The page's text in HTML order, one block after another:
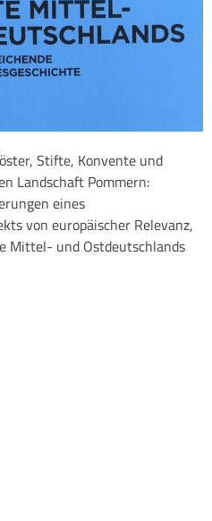
Stifte, Konvente und
Landschaft Pommern:
eines
von europäischer Relevanz,
Mittel- und Ostdeutschlands